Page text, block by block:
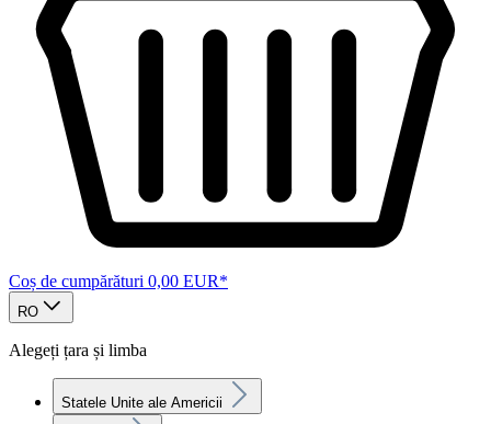
Coș de cumpărături 0,00 EUR*
RO
Alegeți țara și limba
Statele Unite ale Americii